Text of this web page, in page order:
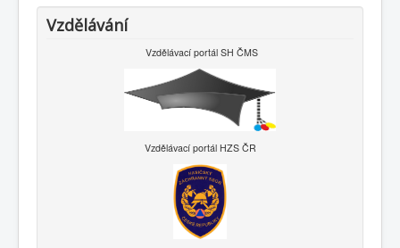
Vzdělávání
Vzdělávací portál SH ČMS
Vzdělávací portál HZS ČR